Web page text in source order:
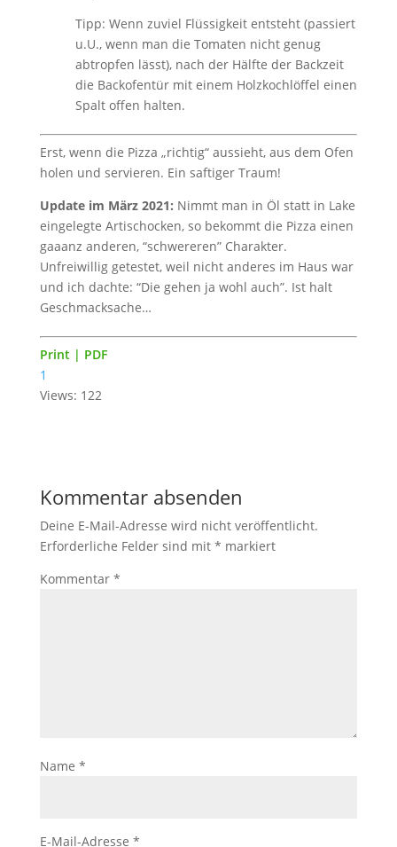
Tipp: Wenn zuviel Flüssigkeit entsteht (passiert
u.U., wenn man die Tomaten nicht genug
abtropfen lässt), nach der Hälfte der Backzeit
die Backofentür mit einem Holzkochlöffel einen
Spalt offen halten.
Erst, wenn die Pizza „richtig“ aussieht, aus dem Ofen
holen und servieren. Ein saftiger Traum!
Update im März 2021: Nimmt man in Öl statt in Lake
eingelegte Artischocken, so bekommt die Pizza einen
gaaanz anderen, “schwereren” Charakter.
Unfreiwillig getestet, weil nicht anderes im Haus war
und ich dachte: “Die gehen ja wohl auch”. Ist halt
Geschmacksache…
Print | PDF
1
Views: 122
Kommentar absenden
Deine E-Mail-Adresse wird nicht veröffentlicht.
Erforderliche Felder sind mit * markiert
Kommentar *
Name *
E-Mail-Adresse *